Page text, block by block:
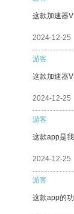
这款加速器
2024-12-25
游客
这款加速器
2024-12-25
游客
这款app是
2024-12-25
游客
这款app的